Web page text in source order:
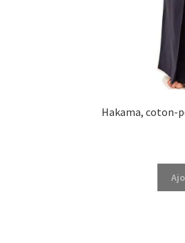
Hakama, coton-